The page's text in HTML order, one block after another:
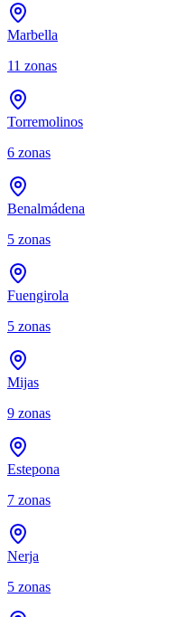
Marbella
11 zonas
Torremolinos
6 zonas
Benalmádena
5 zonas
Fuengirola
5 zonas
Mijas
9 zonas
Estepona
7 zonas
Nerja
5 zonas